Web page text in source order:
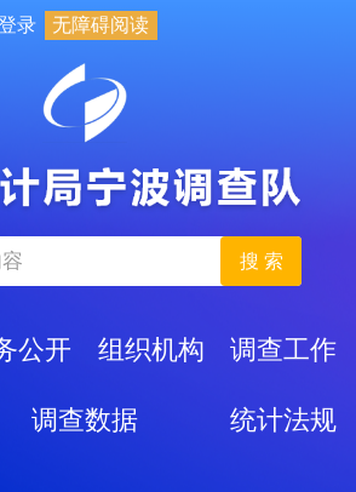
录 无障碍阅读
搜 索
公开 组织机构 调查工作
调查数据 统计法规